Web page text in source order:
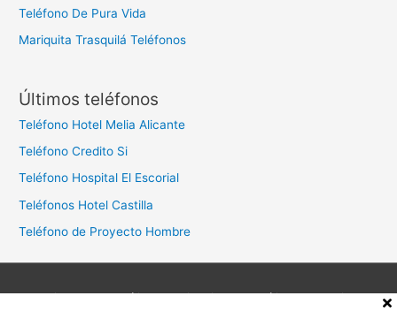
Teléfono De Pura Vida
Mariquita Trasquilá Teléfonos
Últimos teléfonos
Teléfono Hotel Melia Alicante
Teléfono Credito Si
Teléfono Hospital El Escorial
Teléfonos Hotel Castilla
Teléfono de Proyecto Hombre
Aviso legal Política de privacidad Política de cookies